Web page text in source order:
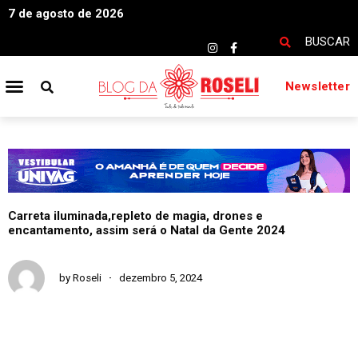
7 de agosto de 2026
BUSCAR
Newsletter
Carreta iluminada,repleto de magia, drones e
encantamento, assim será o Natal da Gente 2024
by Roseli dezembro 5, 2024